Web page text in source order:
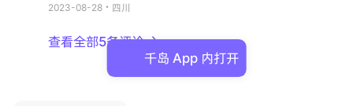
2023-08-28・四川
查看全部5条评论 
千岛 App 内打开